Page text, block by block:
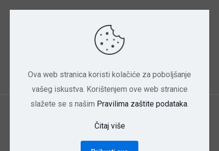
Indeks kvalitete zraka u Mostaru:
HNK/HNŽ | 2024 Dizajn CBD
Ova web stranica koristi kolačiće za poboljšanje
vašeg iskustva. Korištenjem ove web stranice
slažete se s našim Pravilima zaštite podataka.
Čitaj više